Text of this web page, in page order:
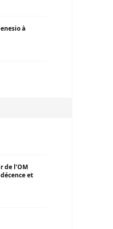
à
de l’OM
et